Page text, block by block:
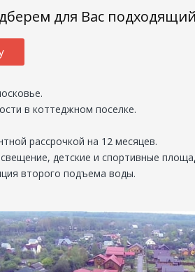
для Вас
в коттеджном поселке.
рассрочкой на 12 месяцев.
детские и спортивные
второго подъема воды.